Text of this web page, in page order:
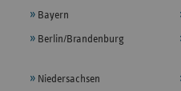
Bayern
Berlin/Brandenburg
Niedersachsen